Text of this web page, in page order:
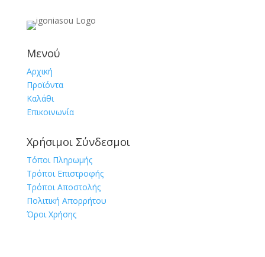
Μενού
Αρχική
Προϊόντα
Καλάθι
Επικοινωνία
Χρήσιμοι Σύνδεσμοι
Τόποι Πληρωμής
Τρόποι Επιστροφής
Τρόποι Αποστολής
Πολιτική Απορρήτου
Όροι Χρήσης